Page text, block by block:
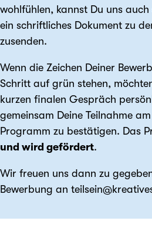
wohlfühlen, kannst Du uns
ein schriftliches Dokument zu
zusenden.
Wenn die Zeichen Deiner
Schritt auf grün stehen,
kurzen finalen Gespräch
gemeinsam Deine Teilnahme
Programm zu bestätigen. Das
und wird gefördert.
Wir freuen uns dann zu
Bewerbung an